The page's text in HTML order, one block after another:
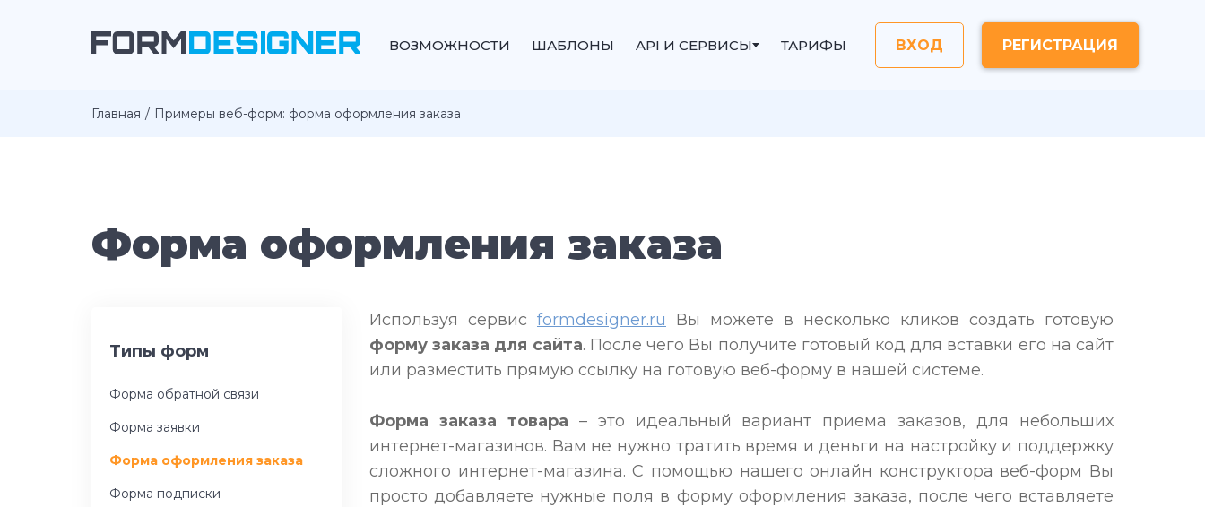
ВОЗМОЖНОСТИ ШАБЛОНЫ API И СЕРВИСЫ ТАРИФЫ ВХОД РЕГИСТРАЦИЯ
Главная Примеры веб-форм: форма оформления заказа
Форма оформления заказа
Типы форм
Форма обратной связи
Форма заявки
Форма оформления заказа
Форма подписки
Используя сервис formdesigner.ru Вы можете в несколько кликов создать готовую
формузаказа для сайта. После чего Вы получите готовый код для вставки его на сайт
или разместить прямую ссылку на готовую веб-форму в нашей системе.
Форма заказа товара – это идеальный вариант приема заказов, для небольших
интернет-магазинов. Вам не нужно тратить время и деньги на настройку и поддержку
сложного интернет-магазина. С помощью нашего онлайн конструктора веб-форм Вы
просто добавляете нужные поля в форму оформления заказа, после чего вставляете